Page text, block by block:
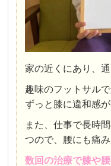
家の近くにあり、通
趣味のフットサル
ずっと膝に違和感が
また、仕事で長時
つので、腰にも痛み
数回の治療で膝や